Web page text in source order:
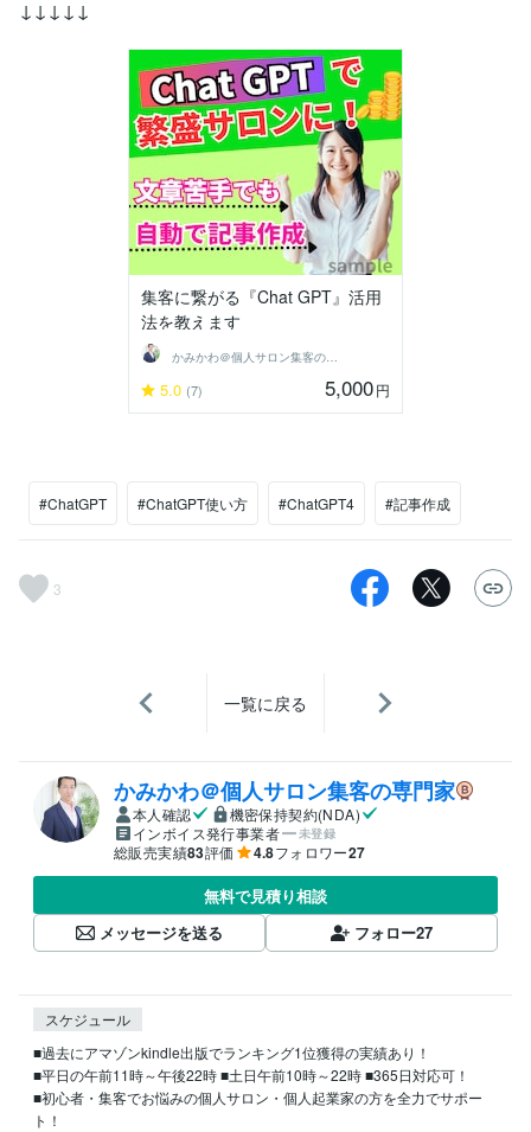
↓↓↓↓↓
集客に繋がる『Chat GPT』活用
法を教えます
かみかわ＠個人サロン集客の専門家
5.0 (7) 5,000円
#ChatGPT #ChatGPT使い方 #ChatGPT4 #記事作成
3
一覧に戻る
かみかわ＠個人サロン集客の専門家
本人確認
機密保持契約(NDA)
インボイス発行事業者
未登録
総販売実績83評価 4.8フォロワー27
無料で見積り相談
メッセージを送る
フォロー27
スケジュール
■過去にアマゾンkindle出版でランキング1位獲得の実績あり！
■平日の午前11時～午後22時 ■土日午前10時～22時 ■365日対応可！
■初心者・集客でお悩みの個人サロン・個人起業家の方を全力でサポー
ト！